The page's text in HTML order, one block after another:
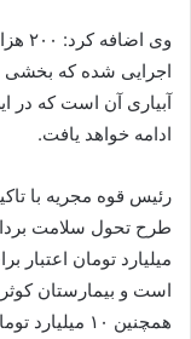
وی
اجرایی شده که بخشی
آبیاری آن است که در
ادامه خواهد یافت.
رئیس قوه مجریه با
میلیارد تومان
است و بیمارستان
همچنین ۱۰